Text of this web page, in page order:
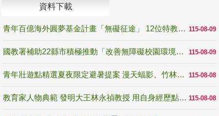
資料下載
115-08-09
青年百億海外圓夢基金計畫「無礙征途」 12位特教與弱勢青年勇闖西班牙 跨越感官限制見證生命蛻變
115-08-09
國教署補助22縣市積極推動「改善無障礙校園環境計畫」 打造友善、安全、無礙學習空間
115-08-08
青年壯遊點精選夏夜限定避暑提案 漫天蝠影、竹林尋蛙、茶香夜觀 邀青年暮色出發
115-08-08
教育家人物典範 發明大王林永禎教授 用自身經歷點亮學生的路